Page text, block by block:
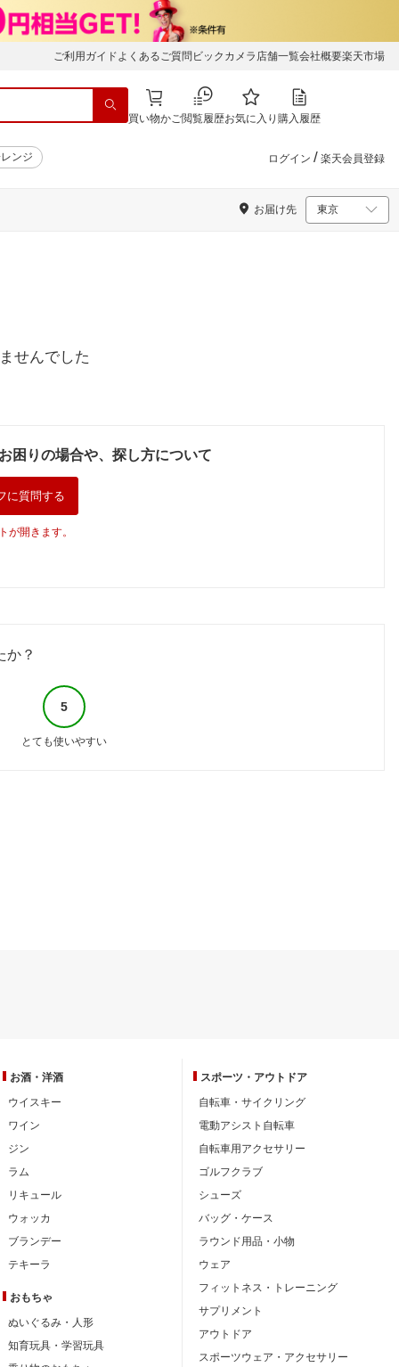
ご利用ガイド よくあるご質問 ビックカメラ店舗一覧会社概要楽天市場
買い物かご閲覧履歴お気に入り 購入履歴
ンジ ログイン / 楽天会員登録
お届け先
せんでした
困りの場合や、探し方について
に質問する
が開きます。
か？
5
とても使いやすい
お酒・洋酒
ウイスキー
ワイン
ジン
ラム
リキュール
ウォッカ
ブランデー
テキーラ
おもちゃ
ぬいぐるみ・人形
知育玩具・学習玩具
スポーツ・ アウトドア
自転車・サイクリング
電動アシスト自転車
自転車用アクセサリー
ゴルフクラブ
シューズ
バッグ・ケース
ラウンド用品・小物
ウェア
フィットネス・トレーニング
サプリメント
アウトドア
スポーツウェア・アクセサリー